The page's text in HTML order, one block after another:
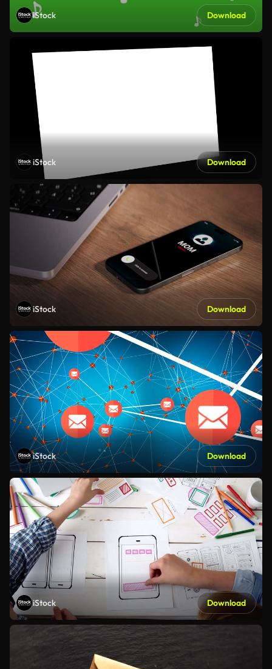
iStock Download
iStock Download
iStock Download
iStock Download
iStock Download